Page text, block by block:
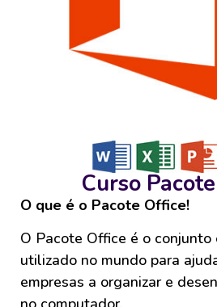
Curso
O que é o Pacote Office!
O Pacote Office é o conjunto
utilizado no mundo para
empresas a organizar e